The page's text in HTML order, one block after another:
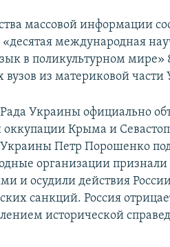
массовой информации
международная
в поликультурном мире»
вузов из материковой
Украины официально
Крыма и
Петр Порошенко
организации
и осудили действия
санкций. Россия
исторической